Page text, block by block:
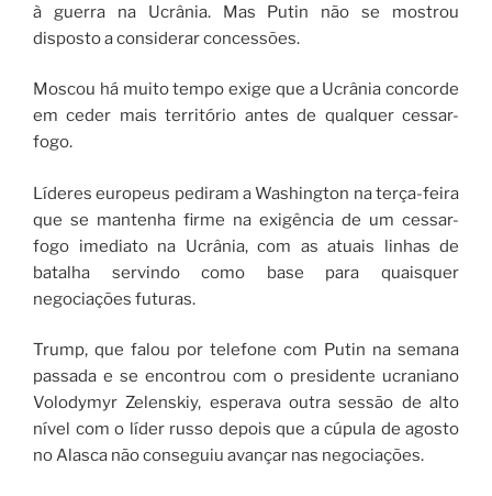
à guerra na Ucrânia. Mas Putin não se mostrou
disposto a considerar concessões.
Moscou há muito tempo exige que a Ucrânia concorde
em ceder mais território antes de qualquer cessar-
fogo.
Líderes europeus pediram a Washington na terça-feira
que se mantenha firme na exigência de um cessar-
fogo imediato na Ucrânia, com as atuais linhas de
batalha servindo como base para quaisquer
negociações futuras.
Trump, que falou por telefone com Putin na semana
passada e se encontrou com o presidente ucraniano
Volodymyr Zelenskiy, esperava outra sessão de alto
nível com o líder russo depois que a cúpula de agosto
no Alasca não conseguiu avançar nas negociações.